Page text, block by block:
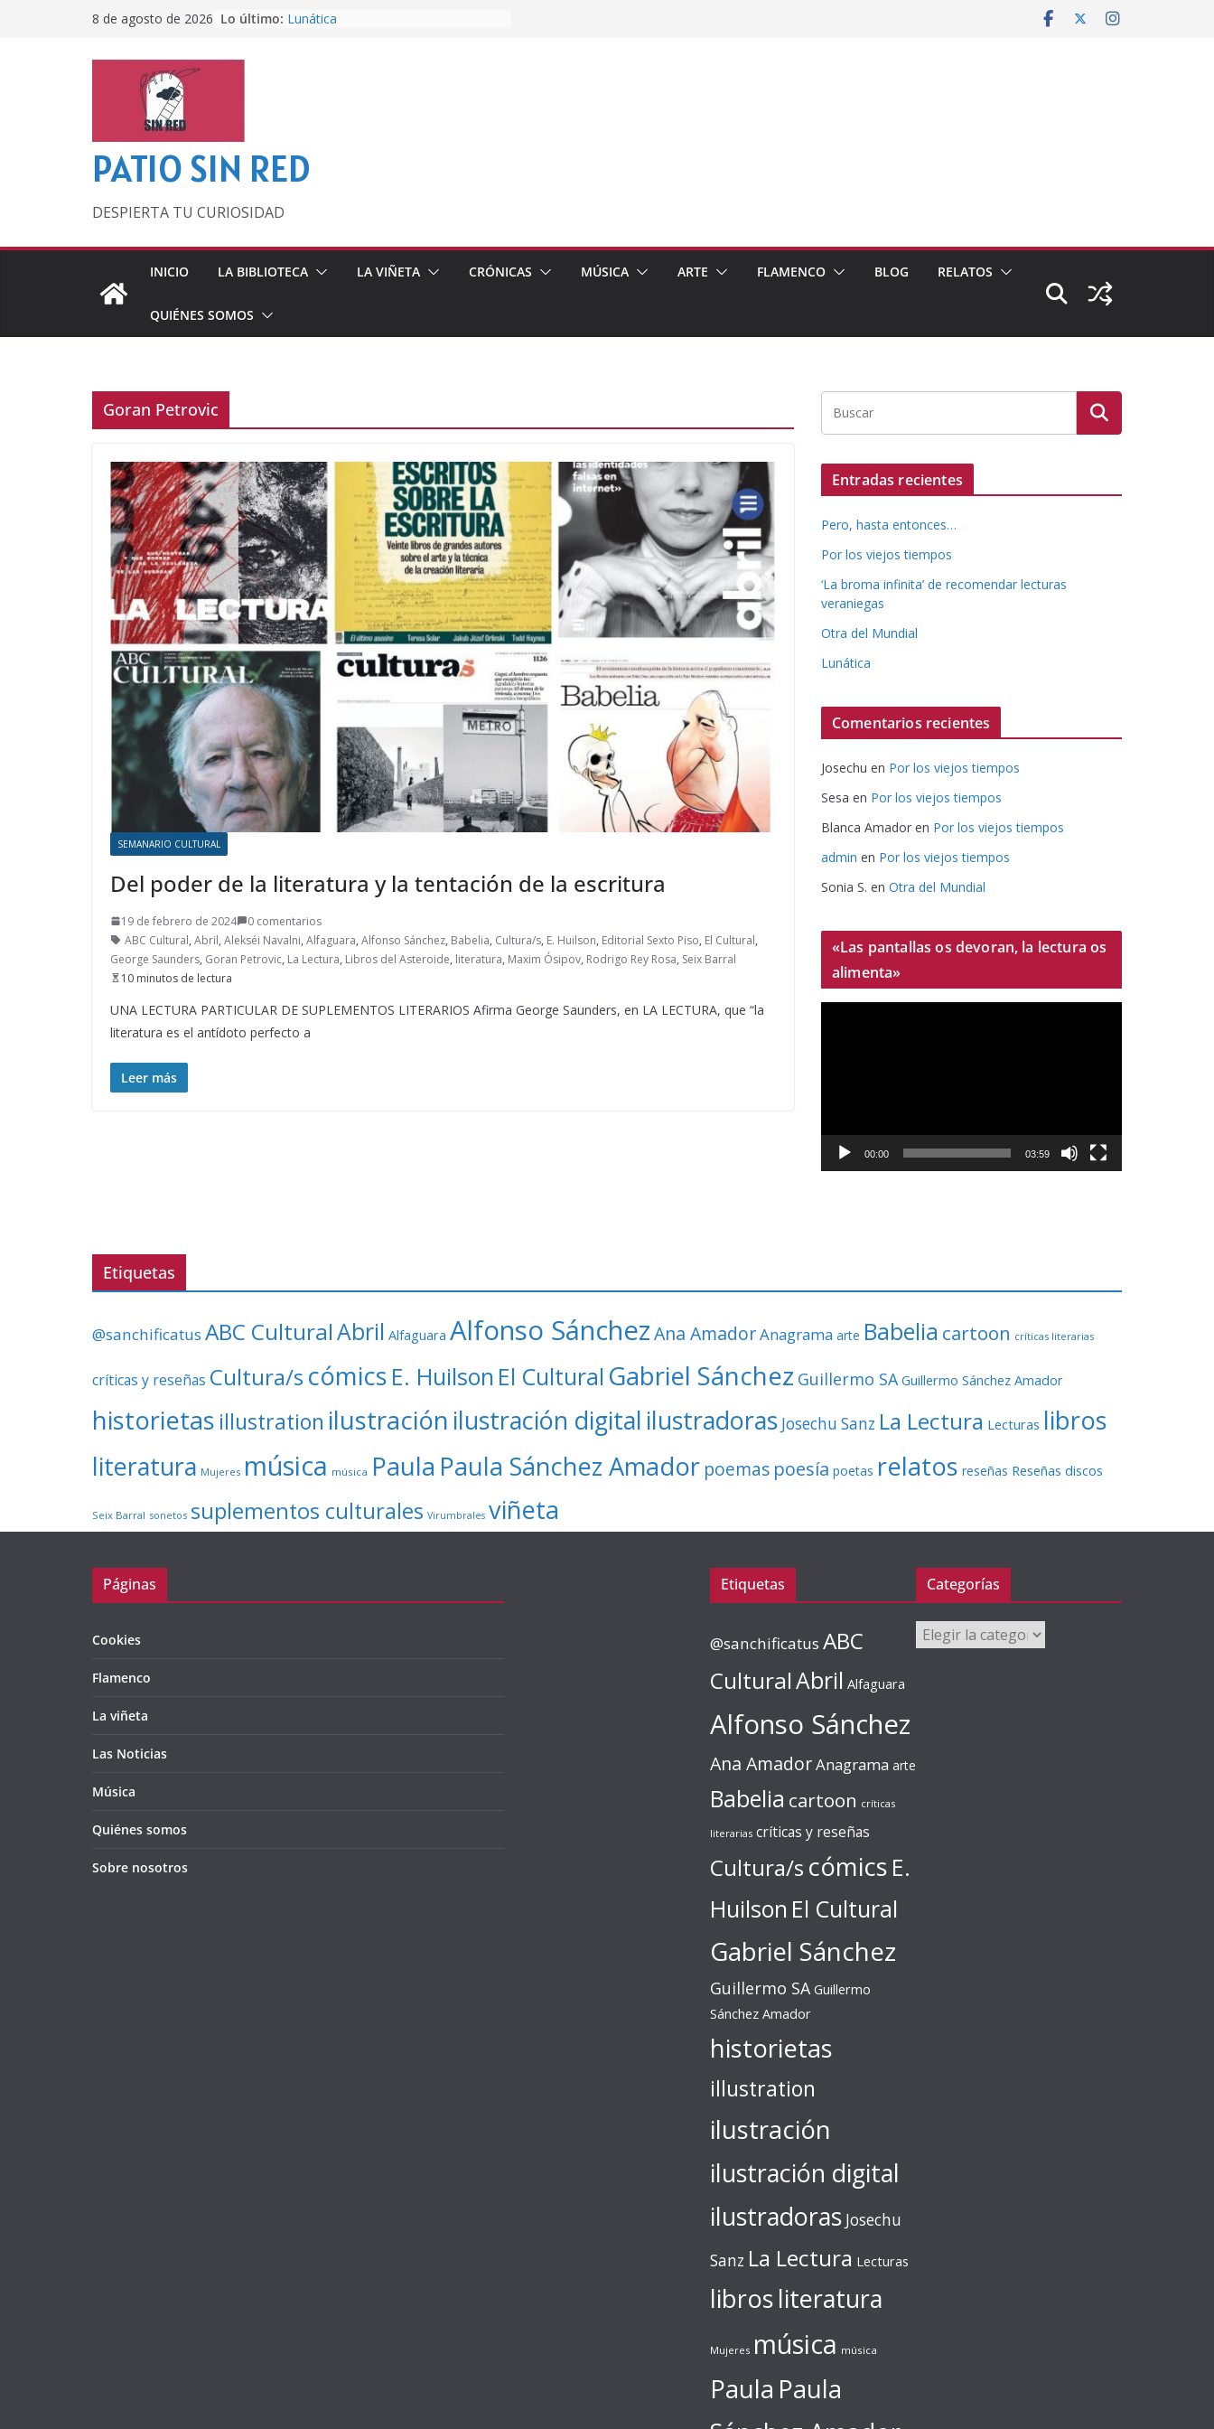
8 de agosto de 2026 Lo último: Lunática
PATIO SIN RED
DESPIERTA TU CURIOSIDAD
INICIO LA BIBLIOTECA LA VIÑETA CRÓNICAS MÚSICA ARTE FLAMENCO BLOG RELATOS
QUIÉNES SOMOS
Goran Petrovic
SEMANARIO CULTURAL
Del poder de la literatura y la tentación de la escritura
19 de febrero de 2024
0 comentarios
ABC Cultural, Abril, Alekséi Navalni, Alfaguara, Alfonso Sánchez, Babelia, Cultura/s, E. Huilson, Editorial Sexto Piso, El Cultural,
George Saunders, Goran Petrovic, La Lectura, Libros del Asteroide, literatura, Maxim Ósipov, Rodrigo Rey Rosa, Seix Barral
10 minutos de lectura
UNA LECTURA PARTICULAR DE SUPLEMENTOS LITERARIOS Afirma George Saunders, en LA LECTURA, que “la
literatura es el antídoto perfecto a
Leer más
Entradas recientes
Pero, hasta entonces…
Por los viejos tiempos
‘La broma infinita’ de recomendar lecturas
veraniegas
Otra del Mundial
Lunática
Comentarios recientes
Josechu en Por los viejos tiempos
Sesa en Por los viejos tiempos
Blanca Amador en Por los viejos tiempos
admin en Por los viejos tiempos
Sonia S. en Otra del Mundial
«Las pantallas os devoran, la lectura os
alimenta»
c
í
e
00:00 03:59
Etiquetas
@sanchificatus ABC CulturalAbril Alfaguara Alfonso SánchezAna AmadorAnagrama arte Babelia cartoon críticas literarias
críticas y reseñas Cultura/s cómics E. Huilson El Cultural Gabriel Sánchez Guillermo SA Guillermo Sánchez Amador
historietas illustration ilustración ilustración digital ilustradoras Josechu Sanz La Lectura Lecturas libros
literatura Mujeres música música Paula Paula Sánchez Amador poemas poesía poetas relatos reseñas Reseñas discos
Seix Barral sonetos suplementos culturales Virumbrales viñeta
Páginas
Cookies
Flamenco
La viñeta
Las Noticias
Música
Quiénes somos
Sobre nosotros
Etiquetas
@sanchificatus ABC
CulturalAbril Alfaguara
Alfonso Sánchez
Ana AmadorAnagrama arte
Babelia cartoon críticas
literarias críticas y reseñas
Cultura/s cómics E.
Huilson El Cultural
Gabriel Sánchez
Guillermo SA Guillermo
Sánchez Amador
historietas
illustration
ilustración
ilustración digital
ilustradoras Josechu
Sanz La Lectura Lecturas
librosliteratura
Mujeres música música
Paula Paula
Categorías
Categorías